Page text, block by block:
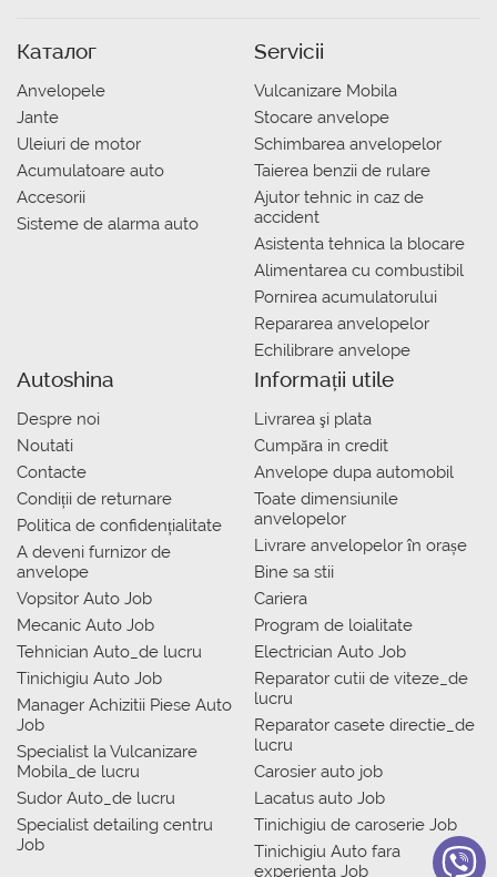
Каталог
Anvelopele
Jante
Uleiuri de motor
Acumulatoare auto
Accesorii
Sisteme de alarma auto
Servicii
Vulcanizare Mobila
Stocare anvelope
Schimbarea anvelopelor
Taierea benzii de rulare
Ajutor tehnic in caz de
accident
Asistenta tehnica la blocare
Alimentarea cu combustibil
Pornirea acumulatorului
Repararea anvelopelor
Echilibrare anvelope
Autoshina
Despre noi
Noutati
Contacte
Condiții de returnare
Politica de confidențialitate
A deveni furnizor de
anvelope
Vopsitor Auto Job
Mecanic Auto Job
Tehnician Auto_de lucru
Tinichigiu Auto Job
Manager Achizitii Piese Auto
Job
Specialist la Vulcanizare
Mobila_de lucru
Sudor Auto_de lucru
Specialist detailing centru
Job
Informații utile
Livrarea şi plata
Сumpăra in credit
Anvelope dupa automobil
Toate dimensiunile
anvelopelor
Livrare anvelopelor în orașe
Bine sa stii
Cariera
Program de loialitate
Electrician Auto Job
Reparator cutii de viteze_de
lucru
Reparator casete directie_de
lucru
Carosier auto job
Lacatus auto Job
Tinichigiu de caroserie Job
Tinichigiu Auto fara
experienta Job